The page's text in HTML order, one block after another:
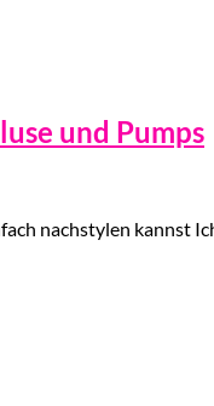
und Pumps
nachstylen kannst